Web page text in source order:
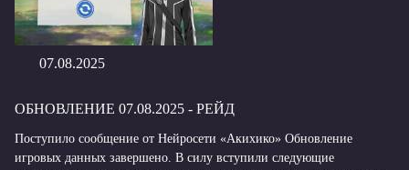
07.08.2025
ОБНОВЛЕНИЕ 07.08.2025 - РЕЙД
Поступило сообщение от Нейросети «Акихико» Обновление
игровых данных завершено. В силу вступили следующие